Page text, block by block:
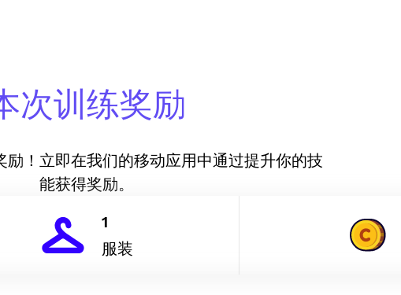
次训练奖励
励！立即在我们的移动应用中通过提升你的技
能获得奖励。
1
服装